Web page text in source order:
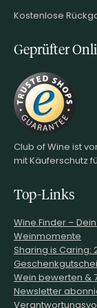
Kostenlose
Geprüfter
Club of Wine ist
mit Käuferschutz
Top-Links
Wine.Finder –
Weinmomente
Sharing is Caring:
Wein bewerten &
Newsletter